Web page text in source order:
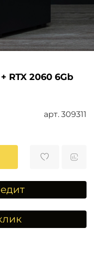
арт. 309311
RTX 2060 6Gb